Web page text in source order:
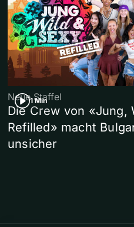
1 Min
Neue Staffel
Die Crew von «Jung,
Refilled» macht
unsicher